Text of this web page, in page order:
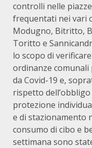
controlli nelle
frequentati nei vari
Modugno, Bitritto,
Toritto e
lo scopo di
ordinanze
da Covid-19 e,
rispetto
protezione
e di stazionamento
consumo di cibo e
settimana sono